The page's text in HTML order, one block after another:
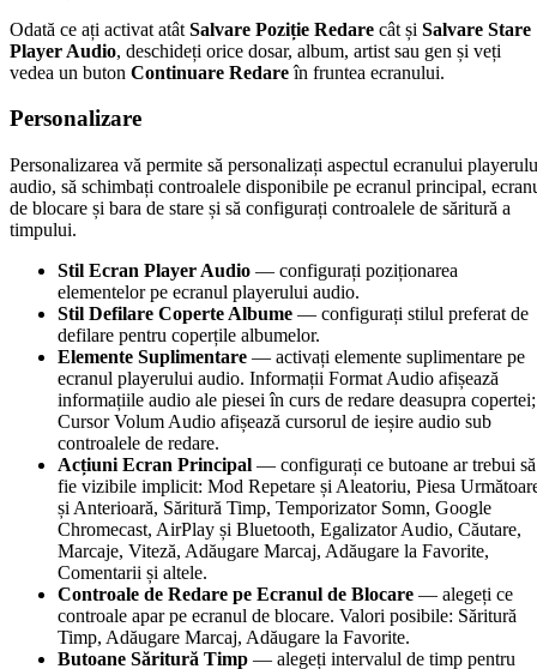
Odată ce ați activat atât Salvare Poziție Redare cât și Salvare Stare
Player Audio, deschideți orice dosar, album, artist sau gen și veți
vedea un buton Continuare Redareîn fruntea ecranului.
Personalizare
Personalizarea vă permite să personalizați aspectul ecranului
audio, să schimbați controalele disponibile pe ecranul principal,
de blocare și bara de stare și să configurați controalele de săritură a
timpului.
Stil Ecran Player Audio — configurați poziționarea
elementelor pe ecranul playerului audio.
Stil Defilare Coperte Albume — configurați stilul preferat de
defilare pentru coperțile albumelor.
Elemente Suplimentare — activați elemente suplimentare pe
ecranul playerului audio. Informații Format Audio afișează
informațiile audio ale piesei în curs de redare deasupra copertei;
Cursor Volum Audio afișează cursorul de ieșire audio sub
controalele de redare.
Acțiuni Ecran Principal — configurați ce butoane ar trebui să
fie vizibile implicit: Mod Repetare și Aleatoriu, Piesa
și Anterioară, Săritură Timp, Temporizator Somn, Google
Chromecast, AirPlay și Bluetooth, Egalizator Audio, Căutare,
Marcaje, Viteză, Adăugare Marcaj, Adăugare la Favorite,
Comentarii și altele.
Controale de Redare pe Ecranul de Blocare — alegeți ce
controale apar pe ecranul de blocare. Valori posibile: Săritură
Timp, Adăugare Marcaj, Adăugare la Favorite.
Butoane Săritură Timp — alegeți intervalul de timp pentru